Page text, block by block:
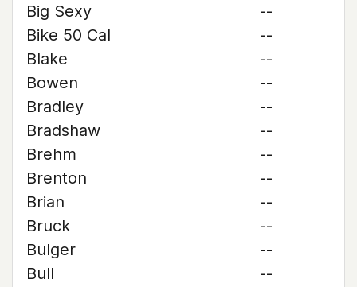
Big Sexy
--
Bike 50 Cal
--
Blake
--
Bowen
--
Bradley
--
Bradshaw
--
Brehm
--
Brenton
--
Brian
--
Bruck
--
Bulger
--
Bull
--